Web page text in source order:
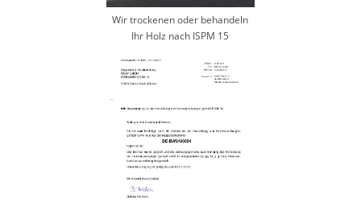
Wir trockenen oder behandeln
Ihr Holz nach ISPM 15